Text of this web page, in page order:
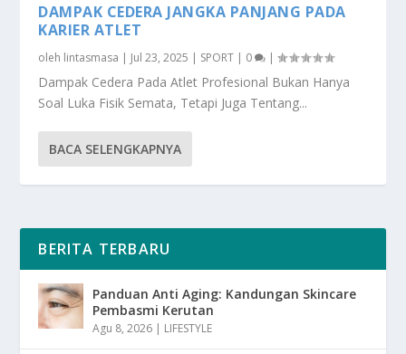
DAMPAK CEDERA JANGKA PANJANG PADA
KARIER ATLET
oleh lintasmasa | Jul 23, 2025 | SPORT | 0 |
Dampak Cedera Pada Atlet Profesional Bukan Hanya
Soal Luka Fisik Semata, Tetapi Juga Tentang...
BACA SELENGKAPNYA
BERITA TERBARU
Panduan Anti Aging: Kandungan Skincare
Pembasmi Kerutan
Agu 8, 2026 | LIFESTYLE